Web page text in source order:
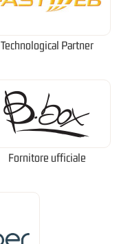
Technological Partner
Fornitore ufficiale